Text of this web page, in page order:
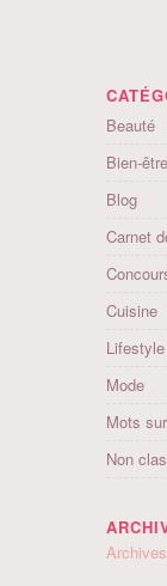
Beauté
Bien-être
Blog
Carnet
Cuisine
Lifestyle
Mode
Mots
Non
Archives